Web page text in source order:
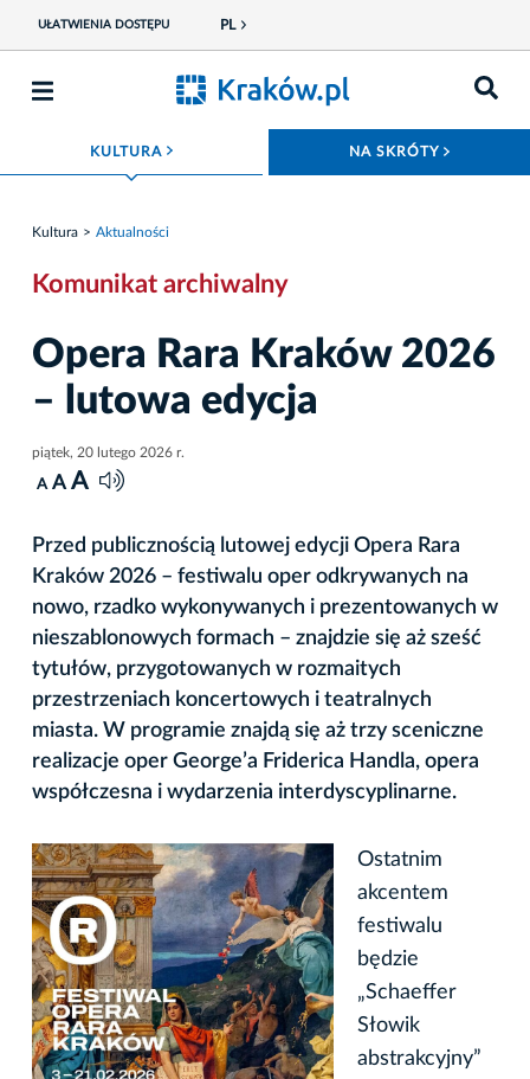
UŁATWIENIA DOSTĘPU PL
KULTURA ROZWIŃ MENU NA SKRÓTY
Kultura Aktualności
Komunikat archiwalny
Opera Rara Kraków 2026
– lutowa edycja
piątek, 20 lutego 2026 r.
A A A
Przed publicznością lutowej edycji Opera Rara
Kraków 2026 – festiwalu oper odkrywanych na
nowo, rzadko wykonywanych i prezentowanych w
nieszablonowych formach – znajdzie się aż sześć
tytułów, przygotowanych w rozmaitych
przestrzeniach koncertowych i teatralnych
miasta. W programie znajdą się aż trzy sceniczne
realizacje oper George’a Friderica Handla, opera
współczesna i wydarzenia interdyscyplinarne.
Ostatnim
akcentem
festiwalu
będzie
„Schaeffer
Słowik
abstrakcyjny”